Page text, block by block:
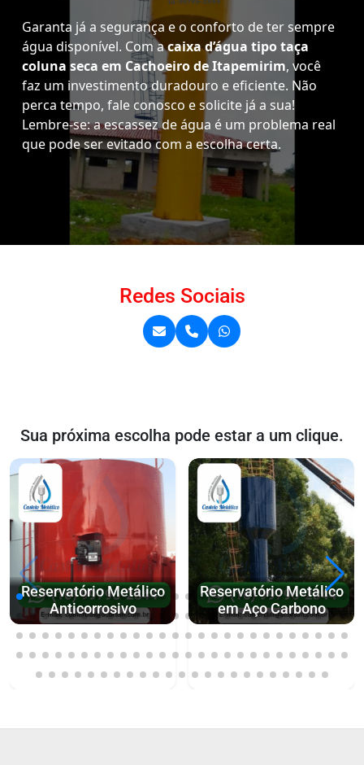
Garanta já a segurança e o conforto de ter sempre
água disponível. Com acaixa d’água tipo taça
coluna seca em Cachoeiro de Itapemirim, você
faz um investimento duradouro e eficiente. Não
perca tempo, fale conosco e solicite já a sua!
Lembre-se: a escassez de água é um problema real
que pode ser evitado com a escolha certa.
Redes Sociais
Sua próxima escolha pode estar a um clique.
Reservatório Metálico
Anticorrosivo
Reservatório Metálico
em Aço Carbono